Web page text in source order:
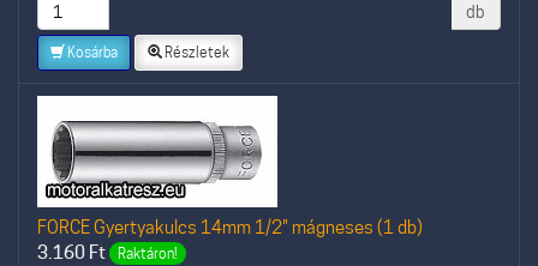
db
Kosárba Részletek
FORCE Gyertyakulcs 14mm 1/2" mágneses (1 db)
3.160 Ft Raktáron!